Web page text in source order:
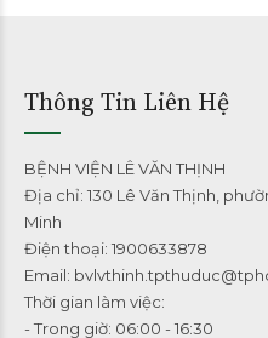
Thông Tin Liên Hệ
BỆNH VIỆN LÊ VĂN THỊNH
Địa chỉ: 130 Lê Văn Thịnh,
Minh
Điện thoại: 1900633878
Email:
Thời gian làm việc:
- Trong giờ: 06:00 - 16:30